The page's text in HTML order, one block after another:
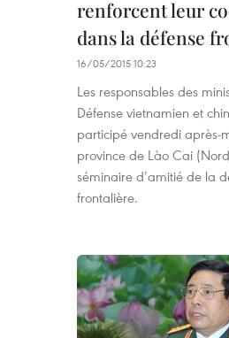
renforcent leur
dans la défense
16/05/2015 10:23
Les responsables des
Défense vietnamien et
participé vendredi après-
province de Lào Cai
séminaire d’amitié de la
frontalière.